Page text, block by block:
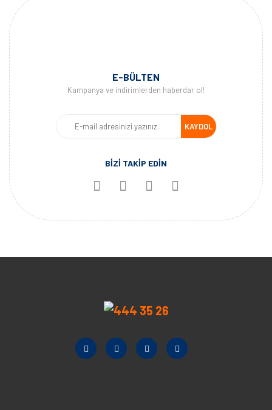
E-BÜLTEN
Kampanya ve indirimlerden haberdar ol!
KAYDOL
BİZİ TAKİP EDİN